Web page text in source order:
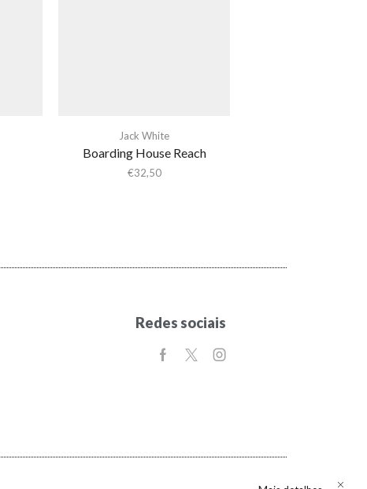
Jack White
Boarding House Reach
€32,50
Redes sociais